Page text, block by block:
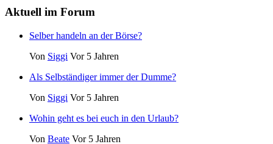
Aktuell im Forum
Selber handeln an der Börse?
Von Siggi Vor 5 Jahren
Als Selbständiger immer der Dumme?
Von Siggi Vor 5 Jahren
Wohin geht es bei euch in den Urlaub?
Von Beate Vor 5 Jahren